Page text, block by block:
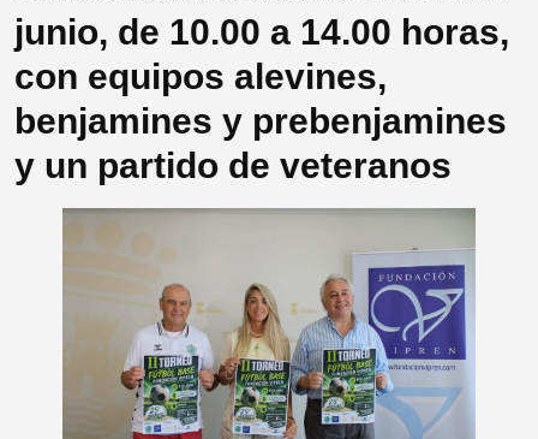
junio, de 10.00 a 14.00 horas,
con equipos alevines,
benjamines y prebenjamines
y un partido de veteranos